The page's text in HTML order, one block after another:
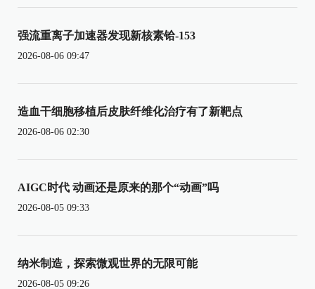
强流重离子加速器发现新核素铪-153
2026-08-06 09:47
造血干细胞移植后皮肤纤维化治疗有了新靶点
2026-08-06 02:30
AIGC时代 动画还是原来的那个“动画”吗
2026-08-05 09:33
纳米制造，探索微观世界的无限可能
2026-08-05 09:26